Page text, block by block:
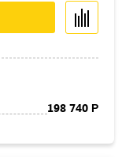
198 740 Р